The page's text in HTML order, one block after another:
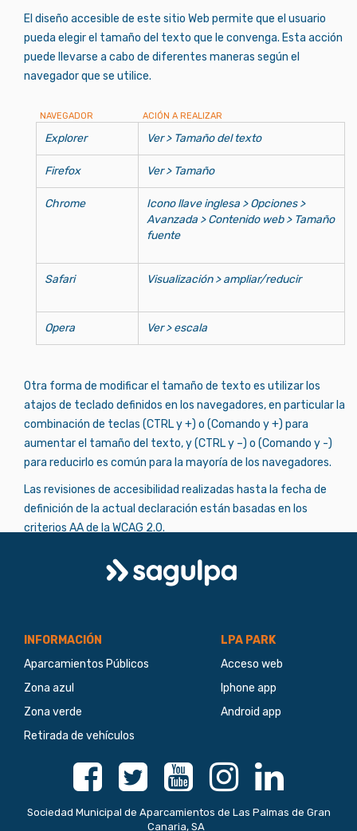
El diseño accesible de este sitio Web permite que el usuario
pueda elegir el tamaño del texto que le convenga. Esta acción
puede llevarse a cabo de diferentes maneras según el
navegador que se utilice.
NAVEGADOR ACIÓN A REALIZAR
Explorer Ver > Tamaño del texto
Firefox Ver > Tamaño
Chrome
Icono llave inglesa > Opciones >
Avanzada > Contenido web > Tamaño
fuente
Safari Visualización > ampliar/reducir
Opera Ver > escala
Otra forma de modificar el tamaño de texto es utilizar los
atajos de teclado definidos en los navegadores, en particular la
combinación de teclas (CTRL y +) o (Comando y +) para
aumentar el tamaño del texto, y (CTRL y –) o (Comando y -)
para reducirlo es común para la mayoría de los navegadores.
Las revisiones de accesibilidad realizadas hasta la fecha de
definición de la actual declaración están basadas en los
criterios AA de la WCAG 2.0.
Logo
Sagulpa
INFORMACIÓN
Aparcamientos Públicos
Zona azul
Zona verde
Retirada de vehículos
LPA PARK
Acceso web
Iphone app
Android app
Facebook Twitter Youtube Instagram Linkedin
Sociedad Municipal de Aparcamientos de Las Palmas de Gran
Canaria, SA